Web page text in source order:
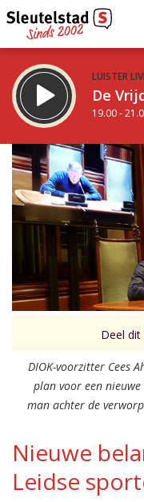
LUISTER
De
19.00 -
STRAKS:
De avond van
21.00 - 0.00 uur
Vorig uur
Inklappen
Deel
DIOK-voorzitter Cees
plan voor een
man achter de
Nieuwe
Leidse